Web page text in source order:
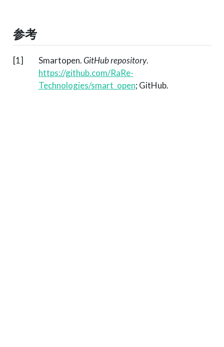
参考
[1] Smartopen.GitHub repository.
https://github.com/RaRe-
Technologies/smart_open; GitHub.